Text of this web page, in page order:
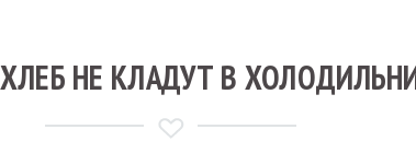
НЕ КЛАДУТ В